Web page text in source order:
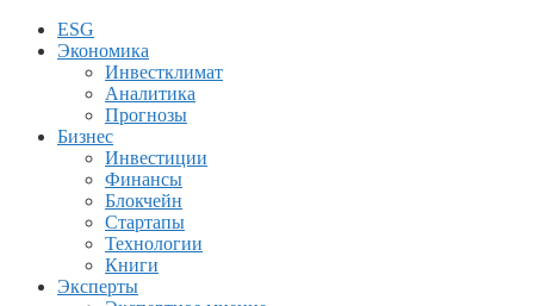
ESG
Экономика
Инвестклимат
Аналитика
Прогнозы
Бизнес
Инвестиции
Финансы
Блокчейн
Стартапы
Технологии
Книги
Эксперты